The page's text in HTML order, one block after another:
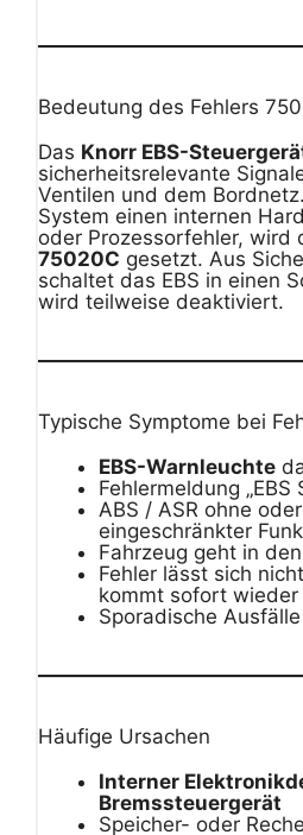
Bedeutung des Fehlers
Das Knorr EBS-
sicherheitsrelevante
Ventilen und dem
System einen internen
oder Prozessorfehler, wird
75020C gesetzt. Aus
schaltet das EBS in einen
wird teilweise deaktiviert.
Typische Symptome bei
EBS-Warnleuchte
Fehlermeldung „EBS
ABS / ASR ohne
eingeschränkter
Fahrzeug geht in den
Fehler lässt sich
kommt sofort wieder
Sporadische
Häufige Ursachen
Interner
Bremssteuergerät
Speicher- oder